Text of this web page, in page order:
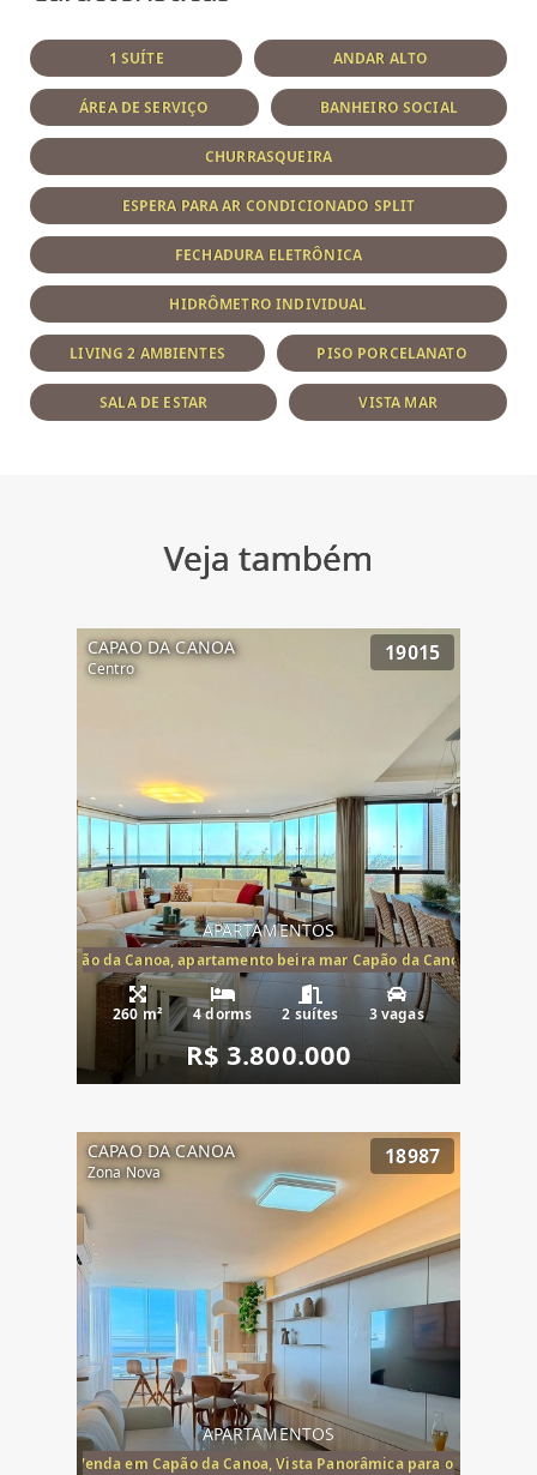
1 SUÍTE ANDAR ALTO
ÁREA DE SERVIÇO BANHEIRO SOCIAL
CHURRASQUEIRA
ESPERA PARA AR CONDICIONADO SPLIT
FECHADURA ELETRÔNICA
HIDRÔMETRO INDIVIDUAL
LIVING 2 AMBIENTES PISO PORCELANATO
SALA DE ESTAR VISTA MAR
Veja também
CAPAO DA CANOA
Centro
19015
APARTAMENTOS
mar Capão da Canoa, apartamento beira mar Capão da Canoa,
260 m² 4 dorms 2 suítes 3 vagas
R$ 3.800.000
CAPAO DA CANOA
Zona Nova
18987
APARTAMENTOS
Mar à Venda em Capão da Canoa, Vista Panorâmica para o Mar, 2